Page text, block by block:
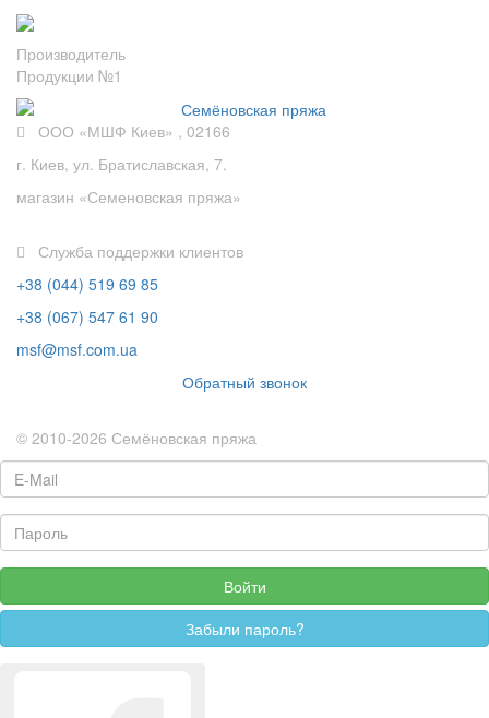
Производитель
Продукции №1
ООО «МШФ Киев» , 02166
г. Киев, ул. Братиславская, 7.
магазин «Семеновская пряжа»
Служба поддержки клиентов
+38 (044) 519 69 85
+38 (067) 547 61 90
msf@msf.com.ua
Обратный звонок
© 2010-2026 Семёновская пряжа